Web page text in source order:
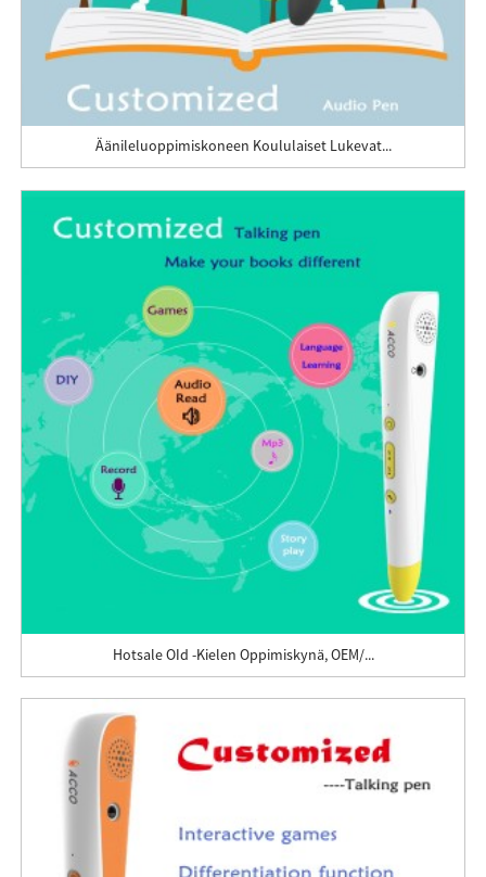
Äänileluoppimiskoneen Koululaiset Lukevat...
Hotsale OId -kielen Oppimiskynä, OEM/...